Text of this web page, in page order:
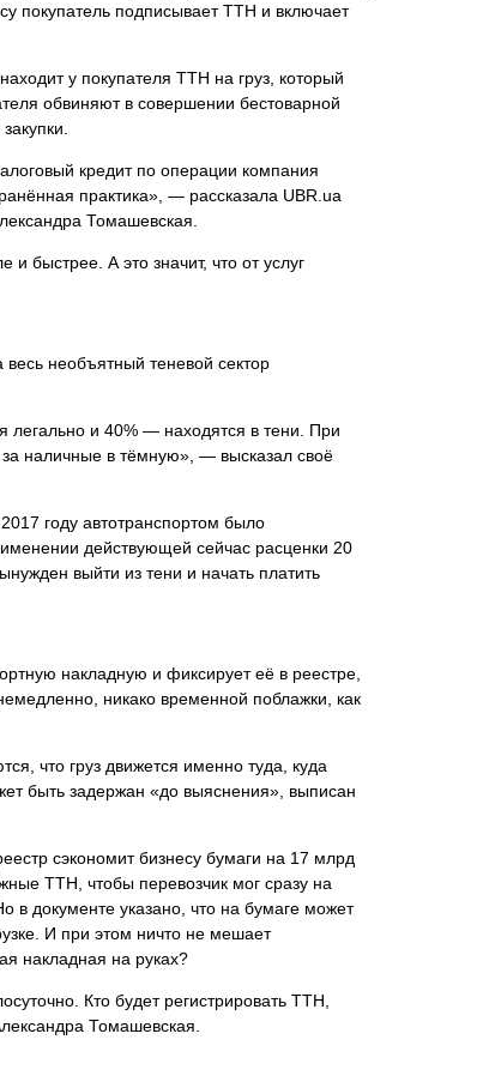
покупатель подписывает ТТН и включает
у покупателя ТТН на груз, который
обвиняют в совершении бестоварной
кредит по операции компания
практика», — рассказала UBR.ua
Томашевская.
быстрее. А это значит, что от услуг
необъятный теневой сектор
легально и 40% — находятся в тени. При
за наличные в тёмную», — высказал своё
году автотранспортом было
действующей сейчас расценки 20
выйти из тени и начать платить
накладную и фиксирует её в реестре,
никако временной поблажки, как
что груз движется именно туда, куда
быть задержан «до выяснения», выписан
сэкономит бизнесу бумаги на 17 млрд
ТТН, чтобы перевозчик мог сразу на
в документе указано, что на бумаге может
И при этом ничто не мешает
накладная на руках?
Кто будет регистрировать ТТН,
Томашевская.